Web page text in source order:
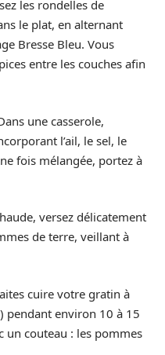
les rondelles de
le plat, en alternant
Bresse Bleu. Vous
entre les couches afin
une casserole,
l’ail, le sel, le
fois mélangée, portez à
versez délicatement
de terre, veillant à
cuire votre gratin à
pendant environ 10 à 15
un couteau : les pommes